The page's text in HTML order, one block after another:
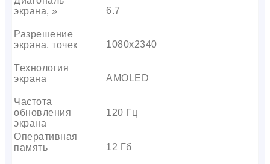
экрана, »
6.7
Разрешение
экрана, точек
1080х2340
Технология
экрана
AMOLED
Частота
обновления
экрана
120 Гц
Оперативная
память
12 Гб